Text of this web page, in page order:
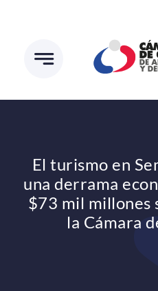
contenido
El turismo en
una derrama
$73 mil millones
la Cámara